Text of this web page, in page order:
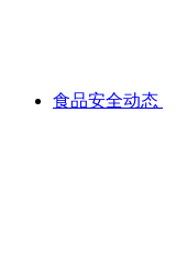
食品安全动态